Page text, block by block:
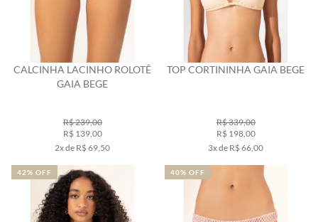
CALCINHA LACINHO ROLOTÊ
GAIA BEGE
R$ 239,00
R$ 139,00
2x de R$ 69,50
TOP CORTININHA GAIA BEGE
R$ 339,00
R$ 198,00
3x de R$ 66,00
42% OFF 40% OFF